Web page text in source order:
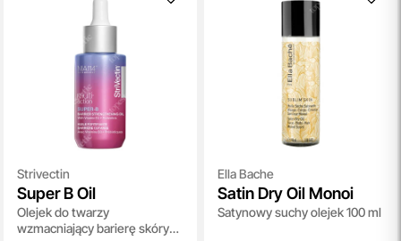
Strivectin
Super B Oil
Olejek do twarzy
wzmacniający barierę skóry
Ella Bache
Satin Dry Oil Monoi
Satynowy suchy olejek 100 ml